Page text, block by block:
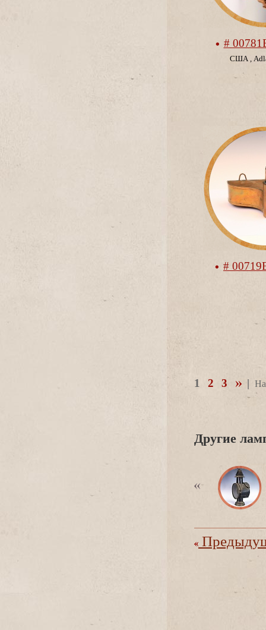
#
США,
#
1 2 3 |
Другие